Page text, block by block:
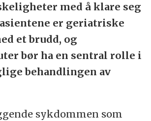
med å klare seg
er geriatriske
et brudd, og
bør ha en sentral rolle i
behandlingen av
sykdommen som